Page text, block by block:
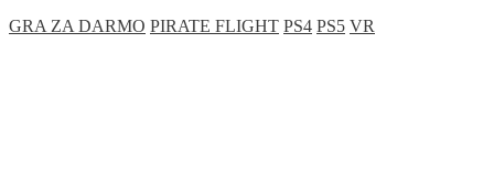
GRA ZA DARMO PIRATE FLIGHT PS4 PS5 VR